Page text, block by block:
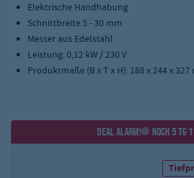
Elektrische Handhabung
Schnittbreite 5 - 30 mm
Messer aus Edelstahl
Leistung: 0,12 kW / 230 V
Produktmaße (B x T x H): 188 x 244 x 327
DEAL ALARM! NOCH 5 TG